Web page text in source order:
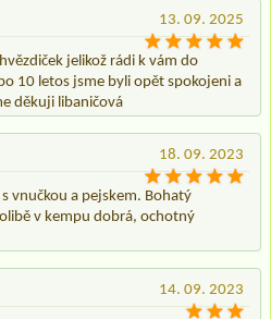
13. 09. 2025
jelikož rádi k vám do
10 letos jsme byli opět spokojeni a
děkuji libaničová
18. 09. 2023
vnučkou a pejskem. Bohatý
v kempu dobrá, ochotný
14. 09. 2023